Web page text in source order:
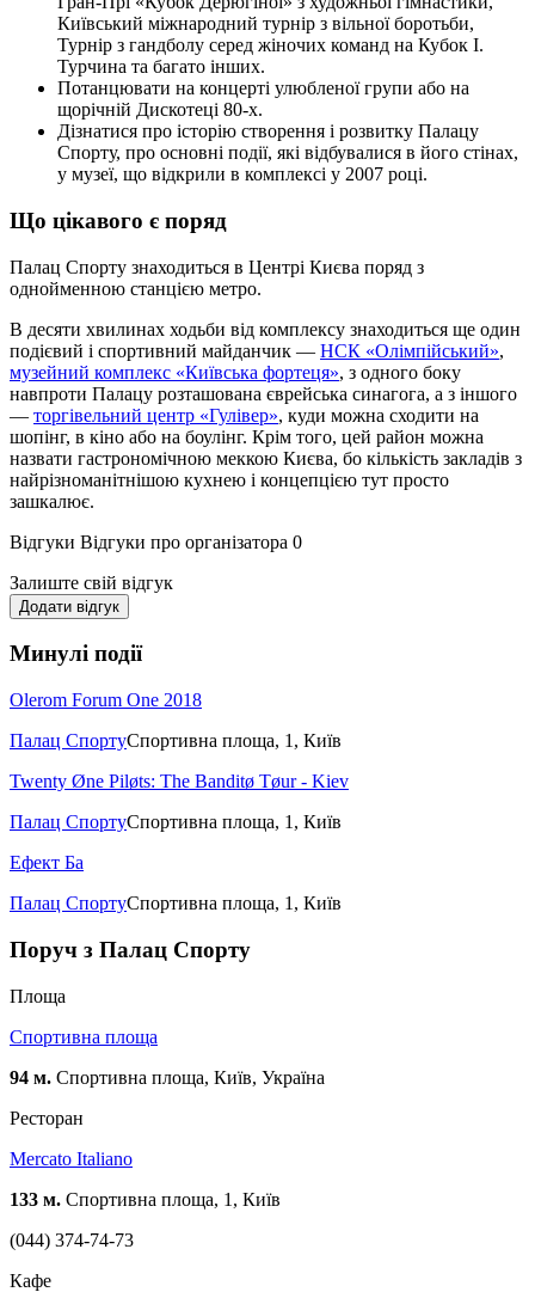
Київський міжнародний турнір з вільної боротьби,
Турнір з гандболу серед жіночих команд на Кубок І.
Турчина та багато інших.
Потанцювати на концерті улюбленої групи або на
щорічній Дискотеці 80-х.
Дізнатися про історію створення і розвитку Палацу
Спорту, про основні події, які відбувалися в його стінах,
у музеї, що відкрили в комплексі у 2007 році.
Що цікавого є поряд
Палац Спорту знаходиться в Центрі Києва поряд з
однойменною станцією метро.
В десяти хвилинах ходьби від комплексу знаходиться ще один
подієвий і спортивний майданчик — НСК «Олімпійський»,
музейний комплекс «Київська фортеця», з одного боку
навпроти Палацу розташована єврейська синагога, а з іншого
— торгівельний центр «Гулівер», куди можна сходити на
шопінг, в кіно або на боулінг. Крім того, цей район можна
назвати гастрономічною меккою Києва, бо кількість закладів з
найрізноманітнішою кухнею і концепцією тут просто
зашкалює.
Відгуки Відгуки про організатора 0
Залиште свій відгук
Додати відгук
Минулі події
Olerom Forum One 2018
Палац СпортуСпортивна площа, 1, Київ
Twenty Øne Piløts: The Banditø Tøur - Kiev
Палац СпортуСпортивна площа, 1, Київ
Ефект Ба
Палац СпортуСпортивна площа, 1, Київ
Поруч з Палац Спорту
Площа
Спортивна площа
94 м. Спортивна площа, Київ, Україна
Ресторан
Mercato Italiano
133 м. Спортивна площа, 1, Київ
(044) 374-74-73
Кафе